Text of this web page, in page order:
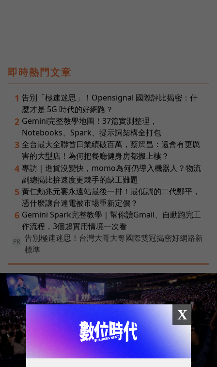
即時熱門文章
1 告別「極速迷思」！Opensignal 國際評比揭密：什
麼才是 5G 時代的好網路？
2 Gemini完整教學地圖！37篇實測整理，
Notebooks、Spark、提示詞架構全打包
3 全台最大全聯首日業績破百萬，蔡篤昌：還會有更厲
害的大型店！為何把餐廳健身房都搬上樓？
4 專訪｜進貨沒變快，momo為何仍導入機器人？物流
副總揭比拚速度更棘手的缺工難題
5 黃仁勳兆元宴永遠站最後一排！最低調的二代鄭平，
憑什麼讓台達電被市場重新定價？
6 Gemini Spark完整教學｜幫你讀Gmail、自動跑完工
作流程，3個超實用情境一次看
PR
告別極速迷思！台灣大哥大奪國際雙冠揭密好網路新
標準
X